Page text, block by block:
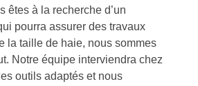
êtes à la recherche d’un
pourra assurer des travaux
la taille de haie, nous sommes
Notre équipe interviendra chez
outils adaptés et nous